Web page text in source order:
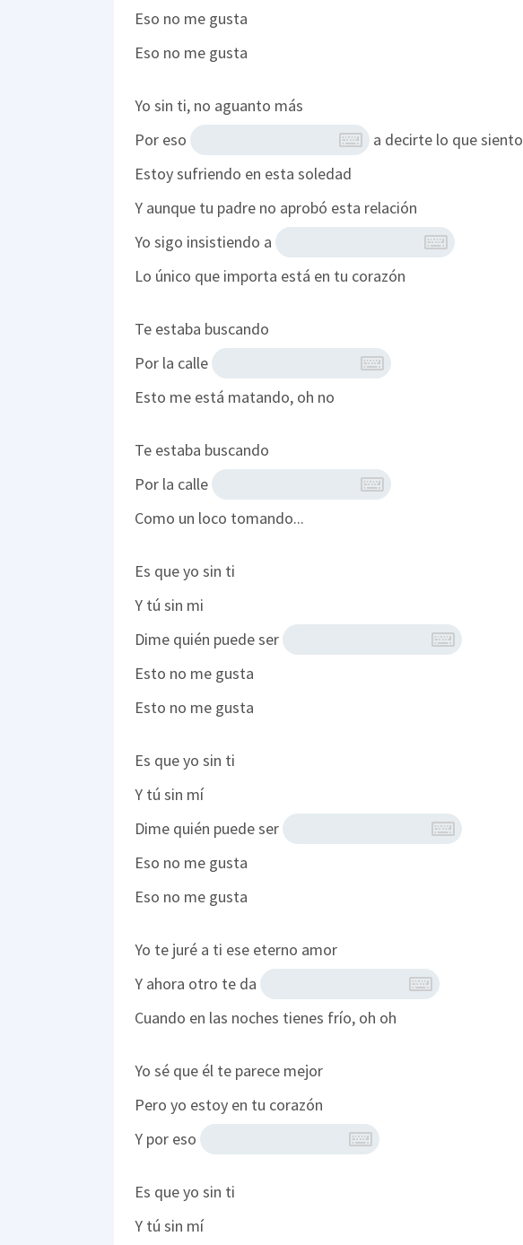
Eso no me gusta
Eso no me gusta
Yo sin ti, no aguanto más
Por eso
a decirte lo que siento
Estoy sufriendo en esta soledad
Y aunque tu padre no aprobó esta relación
Yo sigo insistiendo a
Lo único que importa está en tu corazón
Te estaba buscando
Por la calle
Esto me está matando, oh no
Te estaba buscando
Por la calle
Como un loco tomando...
Es que yo sin ti
Y tú sin mi
Dime quién puede ser
Esto no me gusta
Esto no me gusta
Es que yo sin ti
Y tú sin mí
Dime quién puede ser
Eso no me gusta
Eso no me gusta
Yo te juré a ti ese eterno amor
Y ahora otro te da
Cuando en las noches tienes frío, oh oh
Yo sé que él te parece mejor
Pero yo estoy en tu corazón
Y por eso
Es que yo sin ti
Y tú sin mí